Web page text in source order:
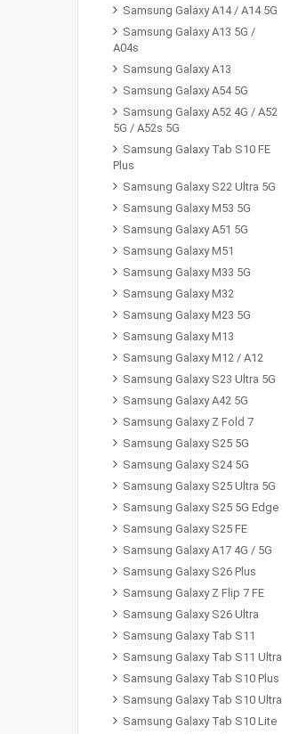
Samsung Galaxy A14 / A14 5G
Samsung Galaxy A13 5G /
A04s
Samsung Galaxy A13
Samsung Galaxy A54 5G
Samsung Galaxy A52 4G / A52
5G / A52s 5G
Samsung Galaxy Tab S10 FE
Plus
Samsung Galaxy S22 Ultra 5G
Samsung Galaxy M53 5G
Samsung Galaxy A51 5G
Samsung Galaxy M51
Samsung Galaxy M33 5G
Samsung Galaxy M32
Samsung Galaxy M23 5G
Samsung Galaxy M13
Samsung Galaxy M12 / A12
Samsung Galaxy S23 Ultra 5G
Samsung Galaxy A42 5G
Samsung Galaxy Z Fold 7
Samsung Galaxy S25 5G
Samsung Galaxy S24 5G
Samsung Galaxy S25 Ultra 5G
Samsung Galaxy S25 5G Edge
Samsung Galaxy S25 FE
Samsung Galaxy A17 4G / 5G
Samsung Galaxy S26 Plus
Samsung Galaxy Z Flip 7 FE
Samsung Galaxy S26 Ultra
Samsung Galaxy Tab S11
Samsung Galaxy Tab S11 Ultra
Samsung Galaxy Tab S10 Plus
Samsung Galaxy Tab S10 Ultra
Samsung Galaxy Tab S10 Lite